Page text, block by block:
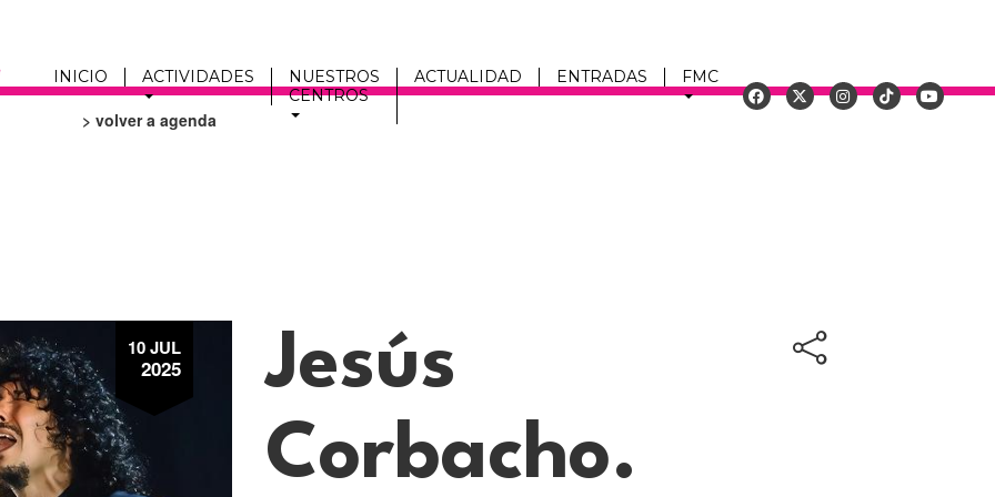
INICIO ACTIVIDADES
NUESTROS
CENTROS
ACTUALIDAD ENTRADAS FMC
> volver a agenda
10 JUL
2025
Jesús
Corbacho.